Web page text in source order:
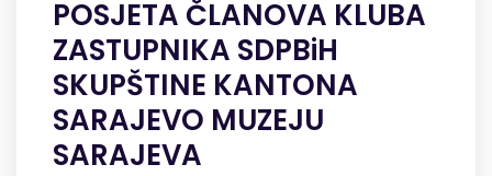
POSJETA ČLANOVA KLUBA
ZASTUPNIKA SDPBiH
SKUPŠTINE KANTONA
SARAJEVO MUZEJU
SARAJEVA